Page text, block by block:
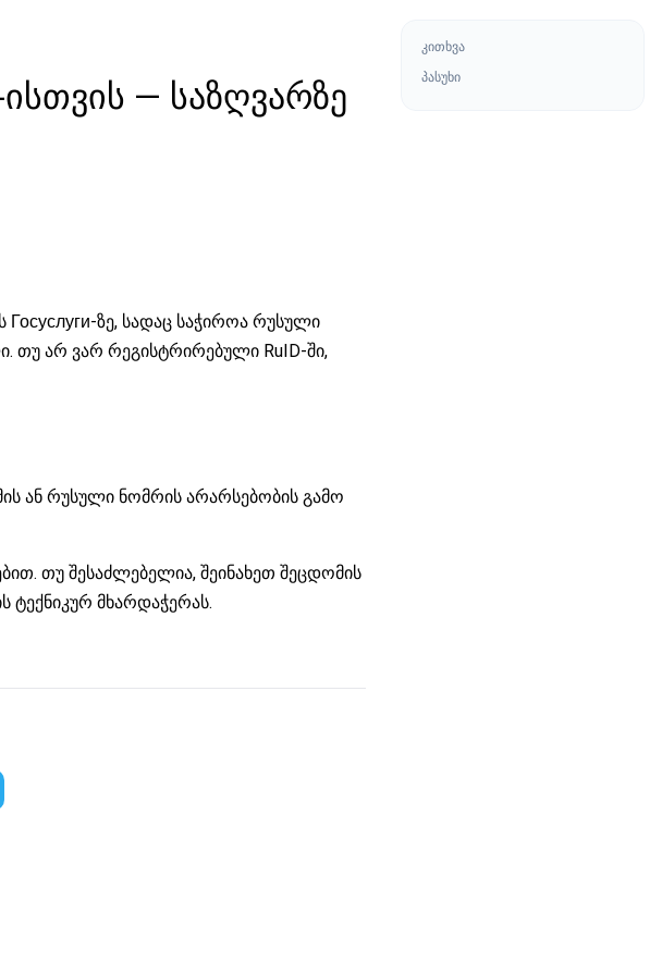
— საზღვარზე
ზე, სადაც საჭიროა რუსული
თუ არ ვარ რეგისტრირებული RuID-ში,
ან რუსული ნომრის არარსებობის გამო
თუ შესაძლებელია, შეინახეთ შეცდომის
ტექნიკურ მხარდაჭერას.
კითხვა
პასუხი